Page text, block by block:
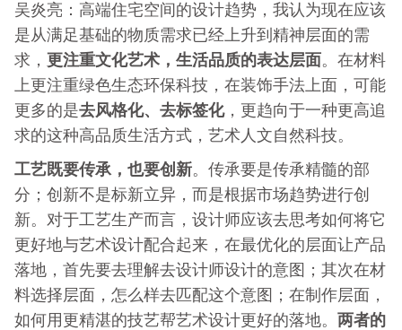
吴炎亮：高端住宅空间的设计趋势，我认为现在应该
是从满足基础的物质需求已经上升到精神层面的需
求， 更注重文化艺术，生活品质的表达层面。在材料
上更注重绿色生态环保科技，在装饰手法上面，可能
更多的是去风格化、去标签化，更趋向于一种更高追
求的这种高品质生活方式，艺术人文自然科技。
工艺既要传承，也要创新。传承要是传承精髓的部
分；创新不是标新立异，而是根据市场趋势进行创
新。对于工艺生产而言，设计师应该去思考如何将它
更好地与艺术设计配合起来，在最优化的层面让产品
落地，首先要去理解去设计师设计的意图；其次在材
料选择层面，怎么样去匹配这个意图；在制作层面，
如何用更精湛的技艺帮艺术设计更好的落地。 两者的